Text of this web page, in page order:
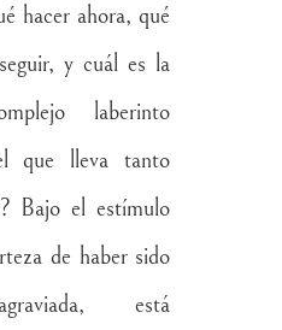
hacer ahora, qué
y cuál es la
laberinto
que lleva tanto
Bajo el estímulo
de haber sido
está